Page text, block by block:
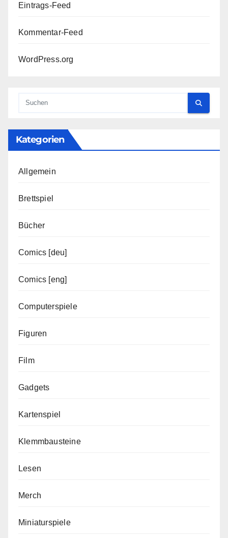
Eintrags-Feed
Kommentar-Feed
WordPress.org
Kategorien
Allgemein
Brettspiel
Bücher
Comics [deu]
Comics [eng]
Computerspiele
Figuren
Film
Gadgets
Kartenspiel
Klemmbausteine
Lesen
Merch
Miniaturspiele